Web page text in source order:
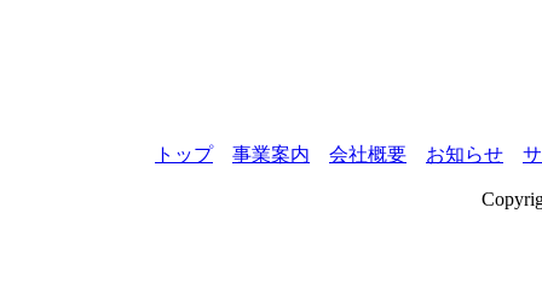
トップ 事業案内 会社概要 お知らせ